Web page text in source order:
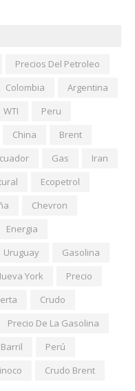
Precios Del Petroleo
Colombia
Argentina
WTI
Peru
China
Brent
Gas
Iran
Ecopetrol
Chevron
Energia
Uruguay
Gasolina
York
Precio
Crudo
Precio De La Gasolina
Barril
Perú
Crudo Brent